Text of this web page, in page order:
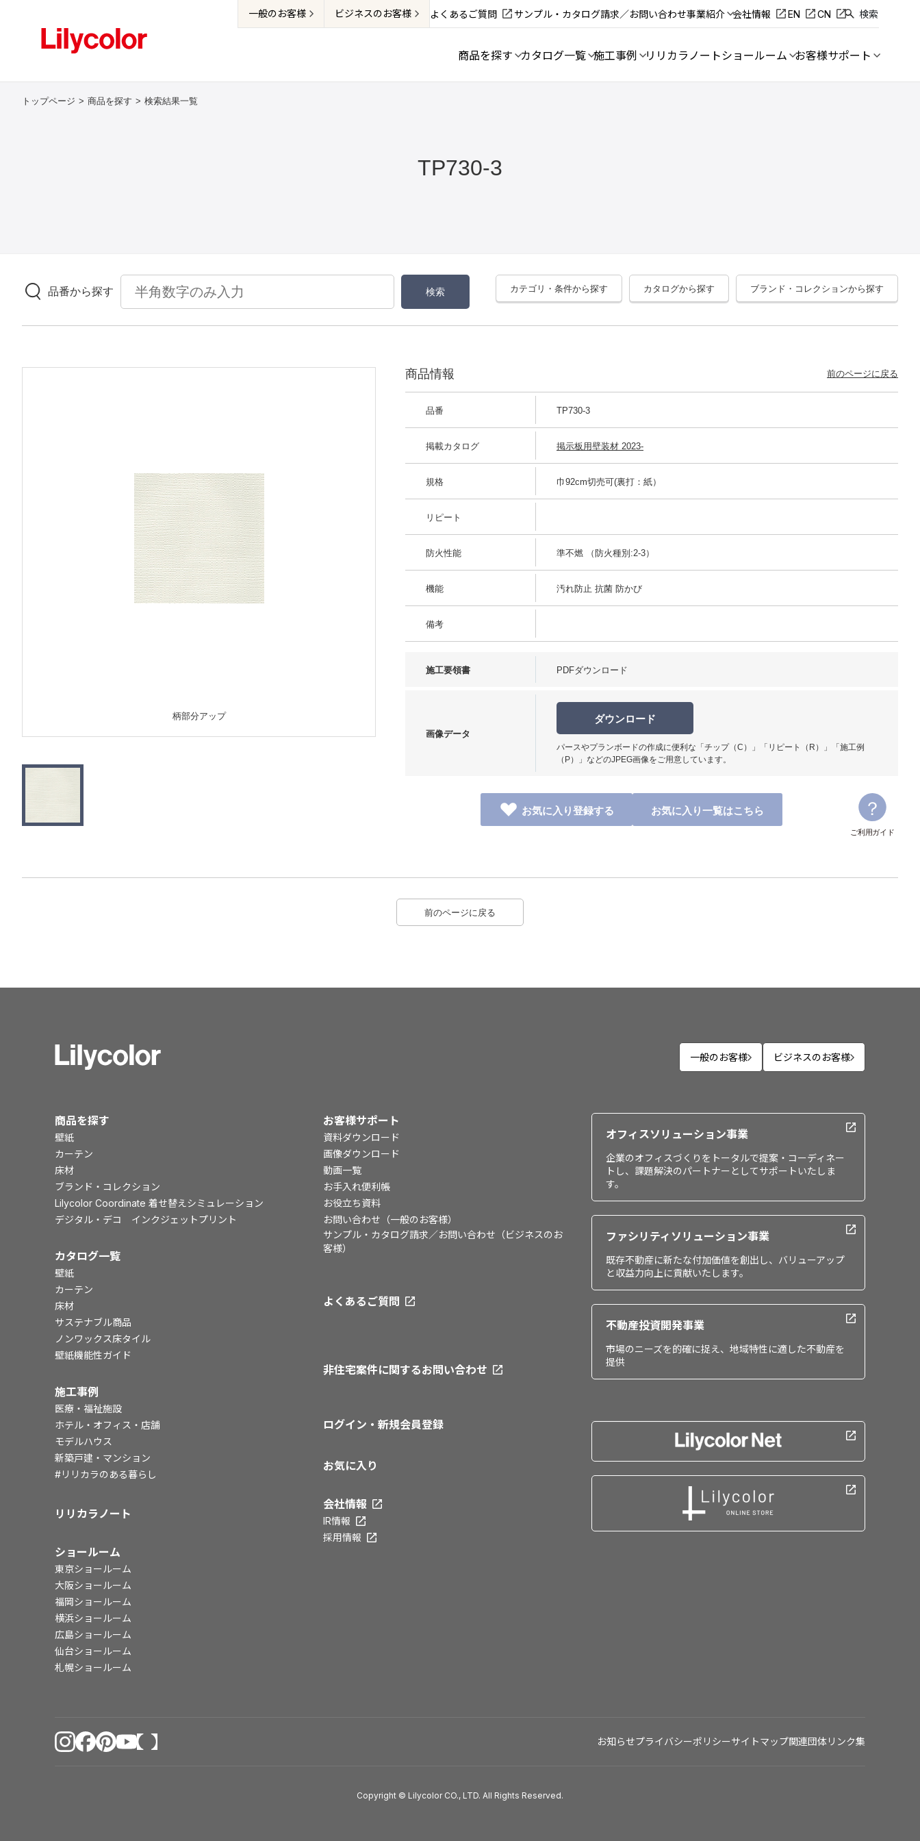
一般のお客様 ビジネスのお客様 よくあるご質問 サンプル・カタログ請求／お問い合わせ事業紹介 会社情報 EN CN 検索
商品を探す カタログ一覧 施工事例 リリカラノートショールーム お客様サポート
トップページ 商品を探す 検索結果一覧
TP730-3
品番から探す カテゴリ・条件から探す カタログから探す ブランド・コレクションから探す
柄部分アップ
商品情報 前のページに戻る
品番 TP730-3
掲載カタログ 掲示板用壁装材 2023-
規格 巾92cm切売可(裏打：紙）
リピート
防火性能 準不燃 （防火種別:2-3）
機能 汚れ防止 抗菌 防かび
備考
施工要領書 PDFダウンロード
画像データ
ダウンロード
パースやプランボードの作成に便利な「チップ（C）」「リピート（R）」「施工例
（P）」などのJPEG画像をご用意しています。
お気に入り一覧はこちら
前のページに戻る
一般のお客様 ビジネスのお客様
商品を探す
壁紙
カーテン
床材
ブランド・コレクション
Lilycolor Coordinate 着せ替えシミュレーション
デジタル・デコ インクジェットプリント
カタログ一覧
壁紙
カーテン
床材
サステナブル商品
ノンワックス床タイル
壁紙機能性ガイド
施工事例
医療・福祉施設
ホテル・オフィス・店舗
モデルハウス
新築戸建・マンション
#リリカラのある暮らし
リリカラノート
ショールーム
東京ショールーム
大阪ショールーム
福岡ショールーム
横浜ショールーム
広島ショールーム
仙台ショールーム
札幌ショールーム
お客様サポート
資料ダウンロード
画像ダウンロード
動画一覧
お手入れ便利帳
お役立ち資料
お問い合わせ（一般のお客様）
サンプル・カタログ請求／お問い合わせ（ビジネスのお
客様）
よくあるご質問
非住宅案件に関するお問い合わせ
ログイン・新規会員登録
お気に入り
会社情報
IR情報
採用情報
オフィスソリューション事業
企業のオフィスづくりをトータルで提案・コーディネー
トし、課題解決のパートナーとしてサポートいたしま
す。
ファシリティソリューション事業
既存不動産に新たな付加価値を創出し、バリューアップ
と収益力向上に貢献いたします。
不動産投資開発事業
市場のニーズを的確に捉え、地域特性に適した不動産を
提供
お知らせプライバシーポリシーサイトマップ関連団体リンク集
Copyright © Lilycolor CO., LTD. All Rights Reserved.